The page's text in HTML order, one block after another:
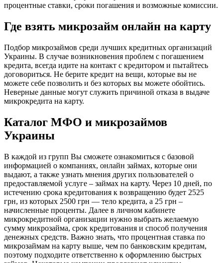
процентные ставки, сроки погашения и возможные комиссии.
Где взять микрозайм онлайн на карту
Подбор микрозаймов среди лучших кредитных организаций
Украины. В случае возникновения проблем с погашением
кредита, всегда идите на контакт с кредитором и пытайтесь
договориться. Не берите кредит на вещи, которые вы не
можете себе позволить и без которых вы можете обойтись.
Неверные данные могут служить причиной отказа в выдаче
микрокредита на карту.
Каталог МФО и микрозаймов
Украины
В каждой из групп Вы сможете ознакомиться с базовой
информацией о компаниях, онлайн займах, которые они
выдают, а также узнать мнения других пользователей о
предоставляемой услуге – займах на карту. Через 10 дней, по
истечению срока кредитования к возвращению будет 2525
грн, из которых 2500 грн — тело кредита, а 25 грн –
начисленные проценты. Далее в личном кабинете
микрокредитной организации нужно выбрать желаемую
сумму микрозайма, срок кредитования и способ получения
денежных средств. Важно знать, что процентная ставка по
микрозаймам на карту выше, чем по банковским кредитам,
поэтому подходите ответственно к оформлению быстрых